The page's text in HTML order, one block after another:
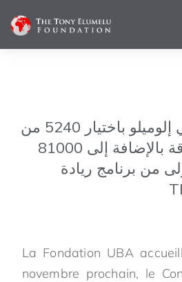
قامت مؤسسة توني إلوميلو باختيار 5240 من
رواد الأعمال الأفارقة بالإضافة إلى 81000
من برنامج ريادة
La Fondation UBA
novembre prochain, le